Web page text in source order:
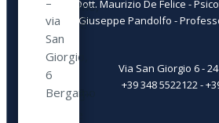
stabilirsi
una
vera
e
propria...
Bergamo,
avviene
per
caso.
Come
spesso
via
San
Giorgio,
6
Bergamo
Dott. Maurizio De Felice -
Prof. Giuseppe Pandolfo -
Via San Giorgio 6 -
+39 348 5522122 -